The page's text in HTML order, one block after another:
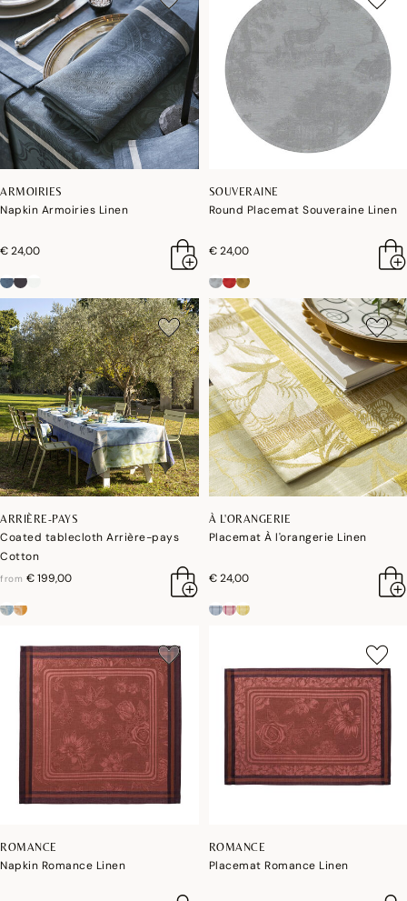
ARMOIRIES
Napkin Armoiries Linen
€ 24,00
SOUVERAINE
Round Placemat Souveraine Linen
€ 24,00
ARRIÈRE-PAYS
Coated tablecloth Arrière-pays
Cotton
from € 199,00
À L'ORANGERIE
Placemat À l'orangerie Linen
€ 24,00
ROMANCE
Napkin Romance Linen
ROMANCE
Placemat Romance Linen